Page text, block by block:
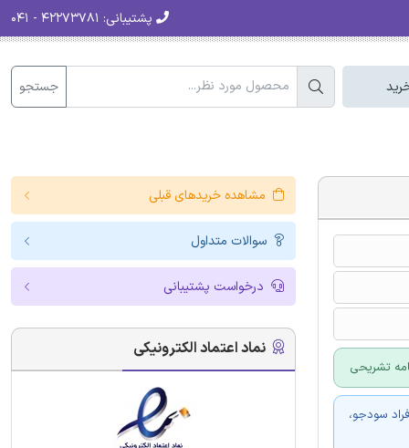
پشتیبانی:
جستجو
سودجو،
مشاهده خریدهای قبلی
سوالات متداول
درخواست پشتیبانی
نماد اعتماد الکترونیکی